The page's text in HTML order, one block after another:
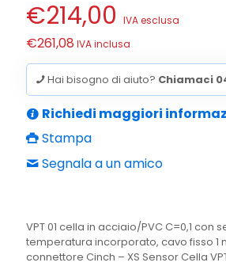
€214,00 IVA esclusa
€261,08 IVA inclusa
Hai bisogno di aiuto? Chiamaci
Richiedi maggiori
Stampa
Segnala a un amico
VPT 01 cella in acciaio/PVC C=0,1 con
temperatura incorporato, cavo fisso 1
connettore Cinch – XS Sensor Cella